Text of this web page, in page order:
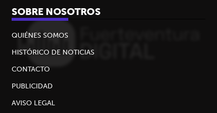
SOBRE NOSOTROS
QUIÉNES SOMOS
HISTÓRICO DE NOTICIAS
CONTACTO
PUBLICIDAD
AVISO LEGAL